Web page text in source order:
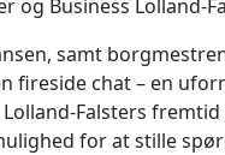
og Business Lolland-
samt
fireside chat – en
Falsters
for at stille